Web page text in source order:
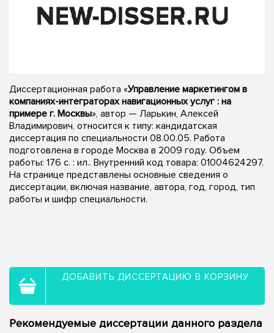
Диссертационная работа «Управление маркетингом в
компаниях-интеграторах навигационных услуг : на
примере г. Москвы», автор — Ларькин, Алексей
Владимирович, относится к типу: кандидатская
диссертация по специальности 08.00.05. Работа
подготовлена в городе Москва в 2009 году. Объем
работы: 176 с. : ил.. Внутренний код товара: 01004624297.
На странице представлены основные сведения о
диссертации, включая название, автора, год, город, тип
работы и шифр специальности.
ДОБАВИТЬ ДИССЕРТАЦИЮ В КОРЗИНУ
Рекомендуемые диссертации данного раздела